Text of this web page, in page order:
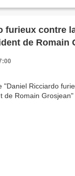
furieux contre
de Romain